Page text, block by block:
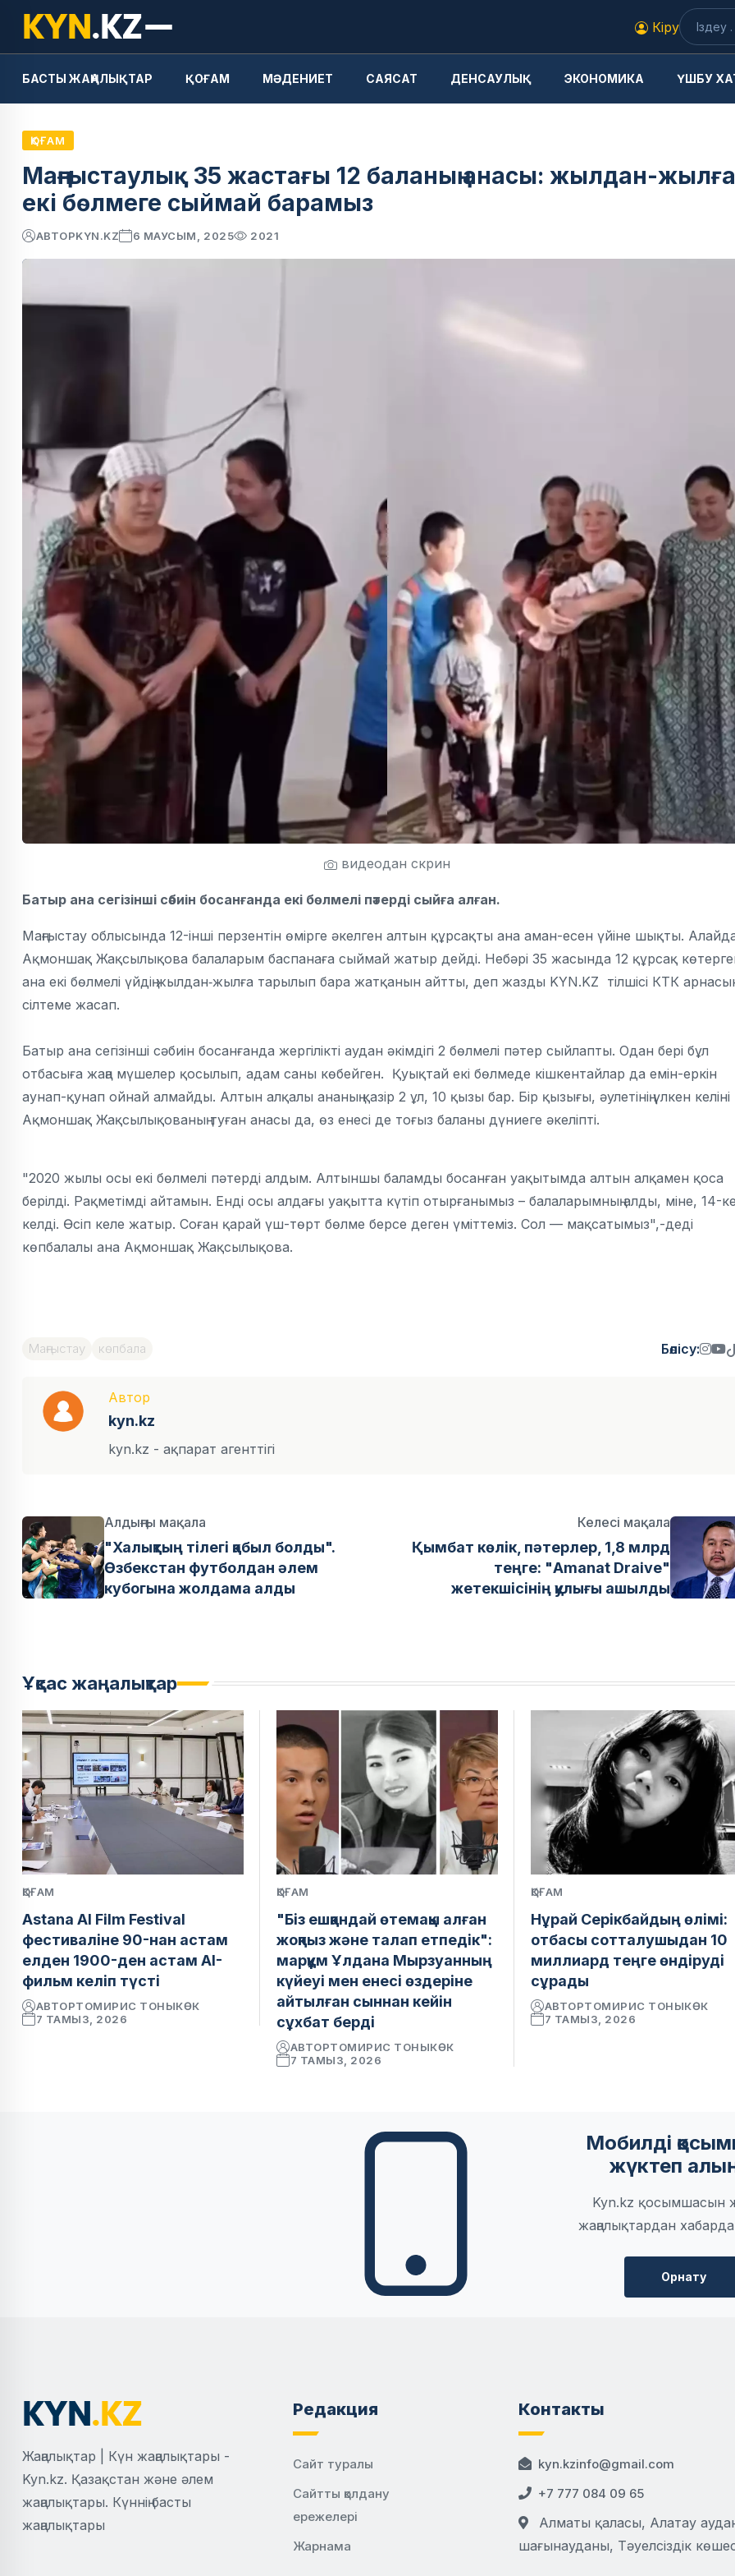
Кіру
БАСТЫ ЖАҢАЛЫҚТАР ҚОҒАМ МӘДЕНИЕТ САЯСАТ ДЕНСАУЛЫҚ ЭКОНОМИКА ҮШБУ
ҚОҒАМ
Маңғыстаулық 35 жастағы 12 баланың анасы: жылдан-жылға
екі бөлмеге сыймай барамыз
АВТОРKYN.KZ 6 МАУСЫМ, 2025 2021
видеодан скрин
Батыр ана сегізінші сәбиін босанғанда екі бөлмелі пәтерді сыйға алған.
Маңғыстау облысында 12-інші перзентін өмірге әкелген алтын құрсақты ана аман-есен үйіне шықты.
Ақмоншақ Жақсылықова балаларым баспанаға сыймай жатыр дейді. Небәрі 35 жасында 12 құрсақ
ана екі бөлмелі үйдің жылдан‑жылға тарылып бара жатқанын айтты, деп жазды KYN.KZ тілшісі КТК
сілтеме жасап.
Батыр ана сегізінші сәбиін босанғанда жергілікті аудан әкімдігі 2 бөлмелі пәтер сыйлапты. Одан бері бұл
отбасыға жаңа мүшелер қосылып, адам саны көбейген. Қуықтай екі бөлмеде кішкентайлар да емін-еркін
аунап-қунап ойнай алмайды. Алтын алқалы ананың қазір 2 ұл, 10 қызы бар. Бір қызығы, әулетінің үлкен келіні
Ақмоншақ Жақсылықованың туған анасы да, өз енесі де тоғыз баланы дүниеге әкеліпті.
"2020 жылы осы екі бөлмелі пәтерді алдым. Алтыншы баламды босанған уақытымда алтын алқамен қоса
берілді. Рақметімді айтамын. Енді осы алдағы уақытта күтіп отырғанымыз – балаларымның алды, міне, 14-
келді. Өсіп келе жатыр. Соған қарай үш-төрт бөлме берсе деген үміттеміз. Сол — мақсатымыз",-деді
көпбалалы ана Ақмоншақ Жақсылықова.
Маңғыстау көпбала Бөлісу:
Автор
kyn.kz
kyn.kz - ақпарат агенттігі
Алдыңғы мақала
"Халықтың тілегі қабыл болды".
Өзбекстан футболдан әлем
кубогына жолдама алды
Келесі мақала
Қымбат көлік, пәтерлер, 1,8 млрд
теңге: "Amanat Draive"
жетекшісінің қулығы ашылды
Ұқсас жаңалықтар
ҚОҒАМ
Astana AI Film Festival
фестиваліне 90-нан астам
елден 1900-ден астам AI-
фильм келіп түсті
АВТОРТОМИРИС ТОНЫКӨК
7 ТАМЫЗ, 2026
ҚОҒАМ
"Біз ешқандай өтемақы алған
жоқпыз және талап етпедік":
марқұм Ұлдана Мырзуанның
күйеуі мен енесі өздеріне
айтылған сыннан кейін
сұхбат берді
АВТОРТОМИРИС ТОНЫКӨК
7 ТАМЫЗ, 2026
ҚОҒАМ
Нұрай Серікбайдың өлімі:
отбасы сотталушыдан 10
миллиард теңге өндіруді
сұрады
АВТОРТОМИРИС ТОНЫКӨК
7 ТАМЫЗ, 2026
Мобилді
жүктеп
Kyn.kz қосымшасын
жаңалықтардан
Орнату
Жаңалықтар | Күн жаңалықтары -
Kyn.kz. Қазақстан және әлем
жаңалықтары. Күннің басты
жаңалықтары
Редакция
Сайт туралы
Сайтты қолдану
ережелері
Жарнама
Контакты
kyn.kzinfo@gmail.com
+7 777 084 09 65
Алматы қаласы, Алатау
шағынауданы, Тәуелсіздік